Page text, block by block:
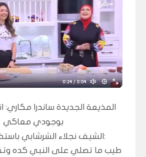
الشيف نجلاء الشرشابي باستظراف سمج: